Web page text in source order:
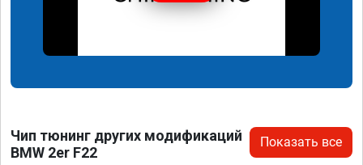
Чип тюнинг других модификаций
BMW 2er F22
Показать все